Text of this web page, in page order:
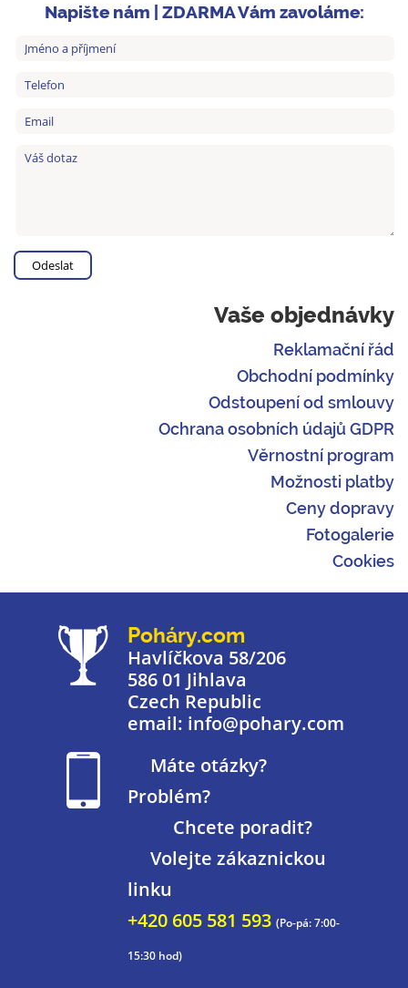
Napište nám | ZDARMA Vám zavoláme:
Vaše objednávky
Reklamační řád
Obchodní podmínky
Odstoupení od smlouvy
Ochrana osobních údajů GDPR
Věrnostní program
Možnosti platby
Ceny dopravy
Fotogalerie
Cookies
Poháry.com
Havlíčkova 58/206
586 01 Jihlava
Czech Republic
email: info@pohary.com
Máte otázky?
Problém?
Chcete poradit?
Volejte zákaznickou
linku
+420 605 581 593 (Po-pá: 7:00-
15:30 hod)